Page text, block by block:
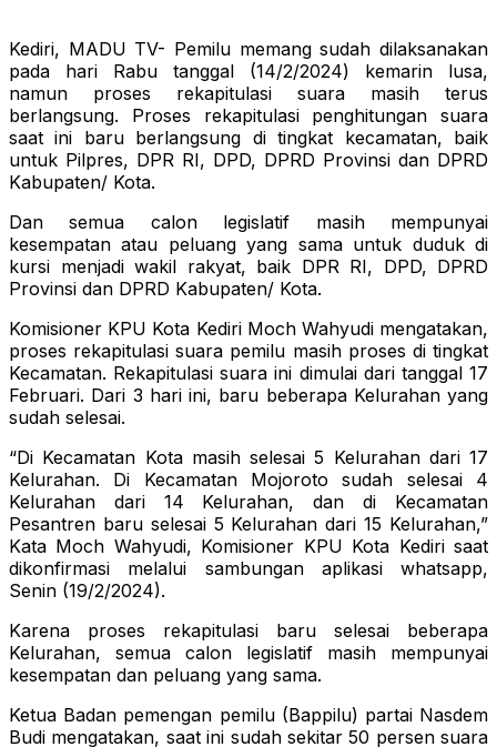
Kediri, MADU TV- Pemilu memang sudah dilaksanakan
pada hari Rabu tanggal (14/2/2024) kemarin lusa,
namun proses rekapitulasi suara masih terus
berlangsung. Proses rekapitulasi penghitungan suara
saat ini baru berlangsung di tingkat kecamatan, baik
untuk Pilpres, DPR RI, DPD, DPRD Provinsi dan DPRD
Kabupaten/ Kota.
Dan semua calon legislatif masih mempunyai
kesempatan atau peluang yang sama untuk duduk di
kursi menjadi wakil rakyat, baik DPR RI, DPD, DPRD
Provinsi dan DPRD Kabupaten/ Kota.
Komisioner KPU Kota Kediri Moch Wahyudi mengatakan,
proses rekapitulasi suara pemilu masih proses di tingkat
Kecamatan. Rekapitulasi suara ini dimulai dari tanggal 17
Februari. Dari 3 hari ini, baru beberapa Kelurahan yang
sudah selesai.
“Di Kecamatan Kota masih selesai 5 Kelurahan dari 17
Kelurahan. Di Kecamatan Mojoroto sudah selesai 4
Kelurahan dari 14 Kelurahan, dan di Kecamatan
Pesantren baru selesai 5 Kelurahan dari 15 Kelurahan,”
Kata Moch Wahyudi, Komisioner KPU Kota Kediri saat
dikonfirmasi melalui sambungan aplikasi whatsapp,
Senin (19/2/2024).
Karena proses rekapitulasi baru selesai beberapa
Kelurahan, semua calon legislatif masih mempunyai
kesempatan dan peluang yang sama.
Ketua Badan pemengan pemilu (Bappilu) partai Nasdem
Budi mengatakan, saat ini sudah sekitar 50 persen suara